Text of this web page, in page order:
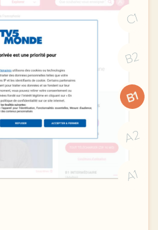
C1
B2
B1
A2
A1